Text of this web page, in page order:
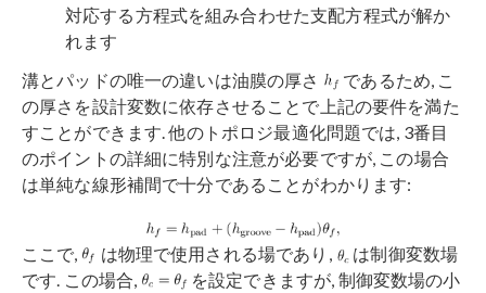
対応する方程式を組み合わせた支配方程式が解か
れます
溝とパッドの唯一の違いは油膜の厚さ
であるため, こ
の厚さを設計変数に依存させることで上記の要件を満た
すことができます. 他のトポロジ最適化問題では, 3番目
のポイントの詳細に特別な注意が必要ですが, この場合
は単純な線形補間で十分であることがわかります:
ここで, は物理で使用される場であり,
は制御変数場
です. この場合,
を設定できますが, 制御変数場の小